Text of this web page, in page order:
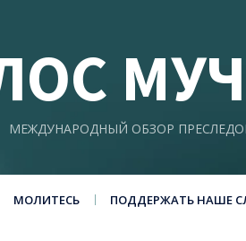
МЕЖДУНАРОДНЫЙ ОБЗОР
МОЛИТЕСЬ ПОДДЕРЖАТЬ НАШЕ